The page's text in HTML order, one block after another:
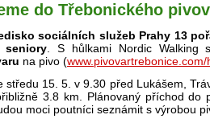
do Třebonického
sociálních služeb Prahy 13
. S hůlkami Nordic
na pivo (www.pivovartrebonice.com/
středu 15. 5. v 9.30 před Lukášem,
3.8 km. Plánovaný příchod do
moci poutníci seznámit s výrobou